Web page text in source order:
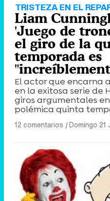
TRISTEZA EN EL
Liam
'Juego de
el giro de la
temporada es
El actor que encarna
en la exitosa serie de
giros argumentales
polémica quinta
12 comentarios |Domingo 21